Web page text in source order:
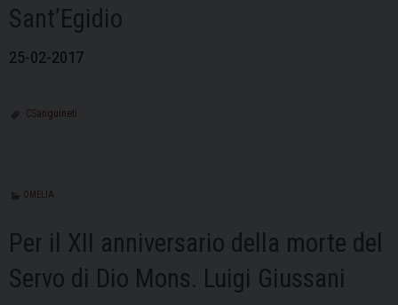
Sant’Egidio
25-02-2017
CSanguineti
OMELIA
Per il XII anniversario della morte del
Servo di Dio Mons. Luigi Giussani